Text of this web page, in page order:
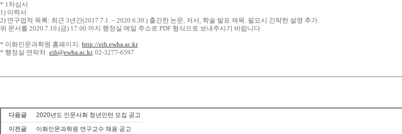
* 1차심사
1) 이력서
2) 연구업적 목록: 최근 3년간(2017.7.1. ~ 2020.6.30.) 출간한 논문, 저서 , 학술 발표 제목. 필요시 간략한 설명 추가.
위 문서를 2020.7.10.(금) 17:00 까지 행정실 메일 주소로 PDF 형식으로 보내주시기 바랍니다.
* 이화인문과학원 홈페이지 : http://eih.ewha.ac.kr
* 행정실 연락처 : eih@ewha.ac.kr, 02-3277-6597
다음글
2020년도 인문사회 청년인턴 모집 공고
이전글
이화인문과학원 연구교수 채용 공고